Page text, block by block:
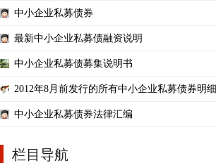
中小企业私募债券
最新中小企业私募债融资说明
中小企业私募债募集说明书
2012年8月前发行的所有中小企业私募债券明
中小企业私募债券法律汇编
栏目导航